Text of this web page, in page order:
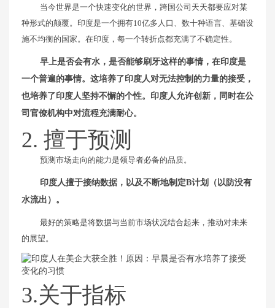
当今世界是一个快速变化的世界，跨国公司天天都要应对某
种形式的颠覆。印度是一个拥有10亿多人口、数十种语言、基础设
施不均衡的国家。在印度，每一个转折点都充满了不确定性。
早上是否会有水，是否能够刷牙这样的事情，在印度是
一个普遍的事情。这培养了印度人对无法控制的力量的接受，
也培养了印度人坚持不懈的个性。印度人允许创新，同时在公
司官僚机构中对流程充满耐心。
2. 擅于预测
预测市场走向的能力是领导者必备的品质。
印度人擅于接纳数据，以及不断地制定B计划（以防没有
水流出）。
最好的策略是将数据与当前市场状况结合起来，推动对未来
的展望。
3.关于指标